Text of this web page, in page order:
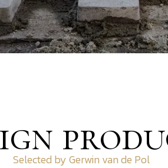
Selected by Gerwin van de Pol